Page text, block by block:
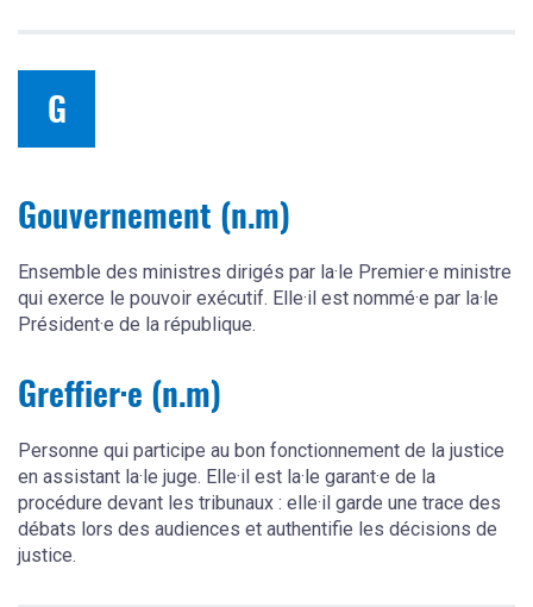
G
Gouvernement (n.m)
Ensemble des ministres dirigés par la·le Premier·e ministre
qui exerce le pouvoir exécutif. Elle·il est nommé·e par la·le
Président·e de la république.
Greffier·e (n.m)
Personne qui participe au bon fonctionnement de la justice
en assistant la·le juge. Elle·il est la·le garant·e de la
procédure devant les tribunaux : elle·il garde une trace des
débats lors des audiences et authentifie les décisions de
justice.